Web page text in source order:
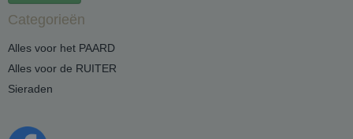
Categorieën
Alles voor het PAARD
Alles voor de RUITER
Sieraden